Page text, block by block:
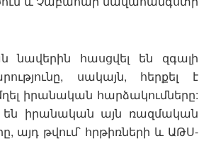
նավերին հասցվել են զգալի
սակայն, հերքել է
իրանական հարձակումները:
են իրանական այն ռազմական
այդ թվում՝ հրթիռների և ԱԹՍ-